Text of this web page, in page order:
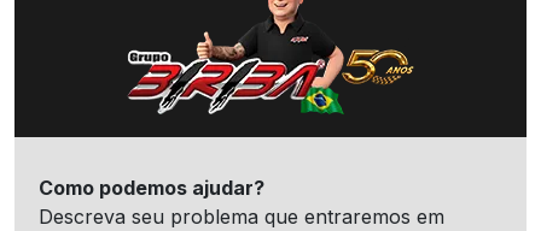
Como podemos ajudar?
Descreva seu problema que entraremos em